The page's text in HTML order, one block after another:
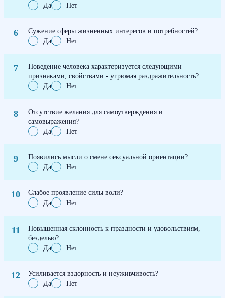
Да
Нет
Сужение сферы жизненных интересов и потребностей?
Да
Нет
Поведение человека характеризуется следующими
признаками, свойствами - угрюмая раздражительность?
Да
Нет
Отсутствие желания для самоутверждения и
самовыражения?
Да
Нет
Появились мысли о смене сексуальной ориентации?
Да
Нет
Слабое проявление силы воли?
Да
Нет
Повышенная склонность к праздности и удовольствиям,
безделью?
Да
Нет
Усиливается вздорность и неуживчивость?
Да
Нет